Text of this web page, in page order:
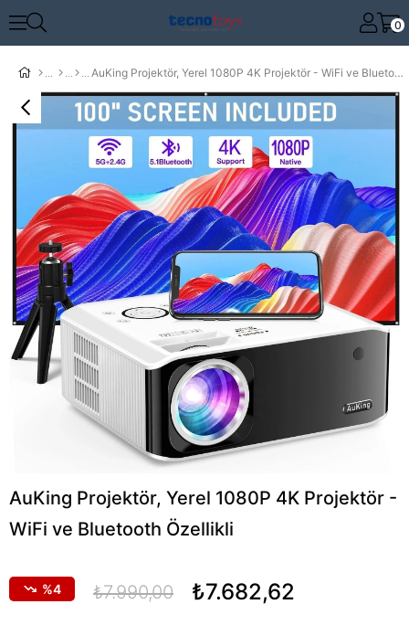
0
AuKing Projektör, Yerel 1080P 4K Projektör - WiFi ve Bluetooth Özellikli
AuKing Projektör, Yerel 1080P 4K Projektör -
WiFi ve Bluetooth Özellikli
4 ₺7.990,00 ₺7.682,62